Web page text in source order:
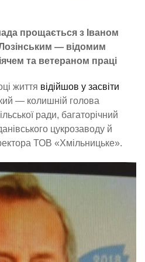
прощається з Іваном
— відомим
та ветераном праці
життя відійшов у засвіти
— колишній голова
ради, багаторічний
цукрозаводу й
ТОВ «Хмільницьке».